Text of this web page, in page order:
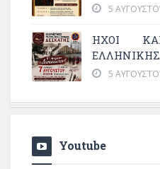
5
ΗΧΟΙ
ΕΛΛΗΝΙΚΗΣ
5
Youtube